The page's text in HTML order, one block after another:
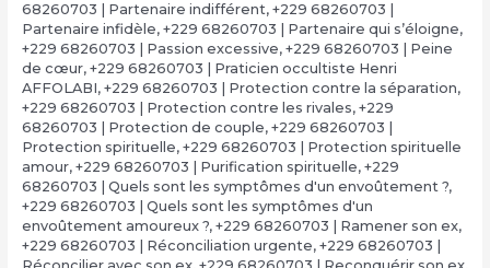
68260703 | Partenaire indifférent, +229 68260703 |
Partenaire infidèle, +229 68260703 | Partenaire qui s’éloigne,
+229 68260703 | Passion excessive, +229 68260703 | Peine
de cœur, +229 68260703 | Praticien occultiste Henri
AFFOLABI, +229 68260703 | Protection contre la séparation,
+229 68260703 | Protection contre les rivales, +229
68260703 | Protection de couple, +229 68260703 |
Protection spirituelle, +229 68260703 | Protection spirituelle
amour, +229 68260703 | Purification spirituelle, +229
68260703 | Quels sont les symptômes d'un envoûtement ?,
+229 68260703 | Quels sont les symptômes d'un
envoûtement amoureux ?, +229 68260703 | Ramener son ex,
+229 68260703 | Réconciliation urgente, +229 68260703 |